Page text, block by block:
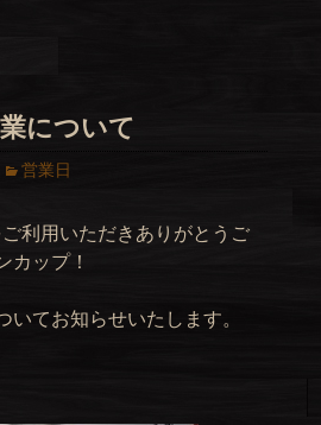
について
営業日
利用いただきありがとうご
カップ！
いてお知らせいたします。